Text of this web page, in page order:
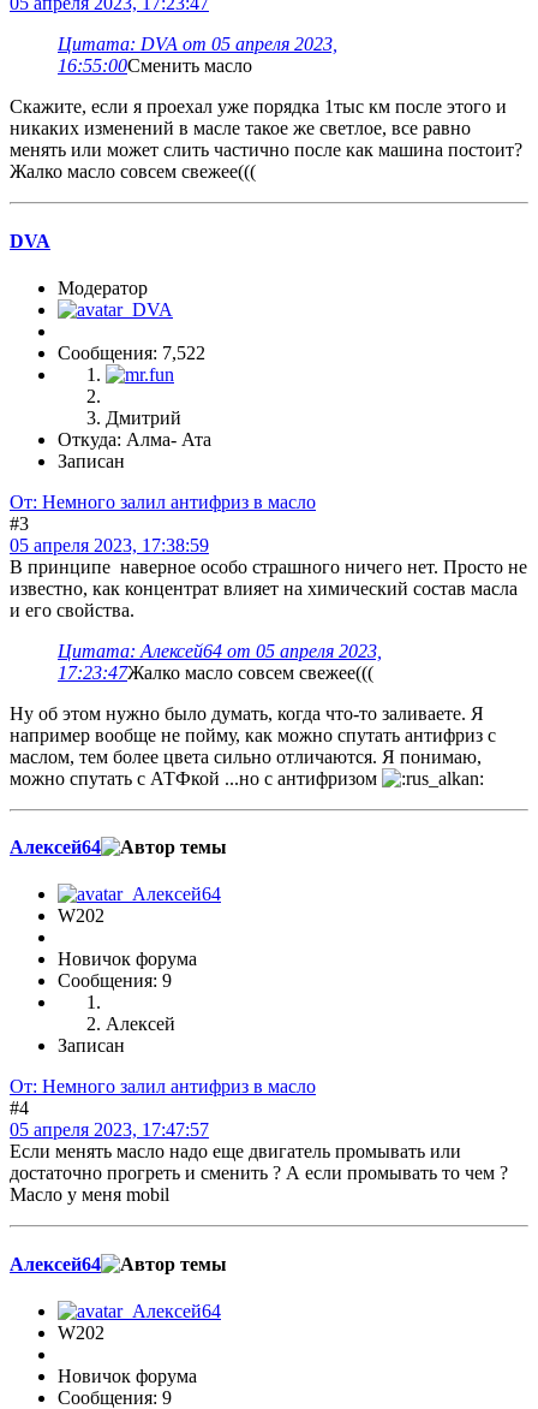
Цитата: DVA от 05 апреля 2023,
16:55:00Сменить масло
Скажите, если я проехал уже порядка 1тыс км после этого и
никаких изменений в масле такое же светлое, все равно
менять или может слить частично после как машина постоит?
Жалко масло совсем свежее(((
DVA
Модератор
Сообщения: 7,522
Дмитрий
Откуда: Алма- Ата
Записан
От: Немного залил антифриз в масло
#3
05 апреля 2023, 17:38:59
В принципе наверное особо страшного ничего нет. Просто не
известно, как концентрат влияет на химический состав масла
и его свойства.
Цитата: Алексей64 от 05 апреля 2023,
17:23:47Жалко масло совсем свежее(((
Ну об этом нужно было думать, когда что-то заливаете. Я
например вообще не пойму, как можно спутать антифриз с
маслом, тем более цвета сильно отличаются. Я понимаю,
можно спутать с АТФкой ...но с антифризом
Алексей64
W202
Новичок форума
Сообщения: 9
Алексей
Записан
От: Немного залил антифриз в масло
#4
05 апреля 2023, 17:47:57
Если менять масло надо еще двигатель промывать или
достаточно прогреть и сменить ? А если промывать то чем ?
Масло у меня mobil
Алексей64
W202
Новичок форума
Сообщения: 9